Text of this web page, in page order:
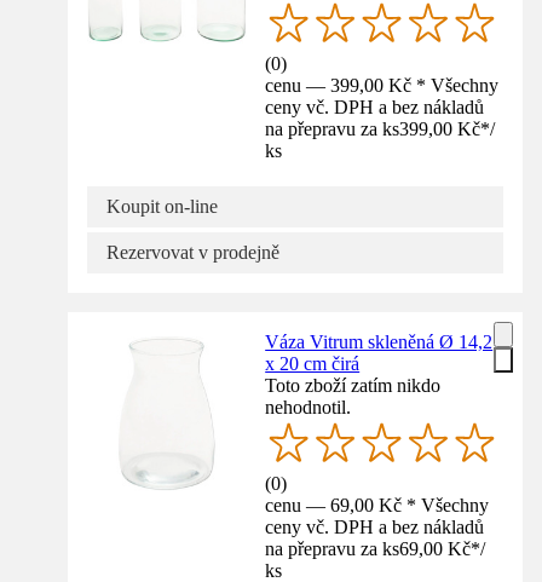
(0)
cenu — 399,00 Kč * Všechny
ceny vč. DPH a bez nákladů
na přepravu za ks399,00 Kč*/
ks
Koupit on-line
Rezervovat v prodejně
Váza Vitrum skleněná Ø 14,2
x 20 cm čirá
Toto zboží zatím nikdo
nehodnotil.
(0)
cenu — 69,00 Kč * Všechny
ceny vč. DPH a bez nákladů
na přepravu za ks69,00 Kč*/
ks